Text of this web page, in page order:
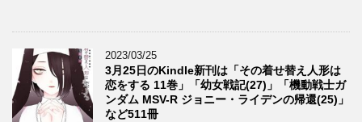
2023/03/25
3月25日のKindle新刊は「その着せ替え人形は
恋をする 11巻」「幼女戦記(27)」「機動戦士ガ
ンダム MSV-R ジョニー・ライデンの帰還(25)」
など511冊